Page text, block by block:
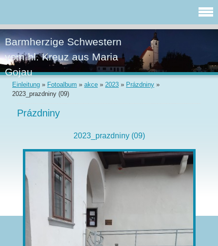
Barmherzige Schwestern
vom hl. Kreuz aus Maria
Gojau
Einleitung » Fotoalbum » akce » 2023 » Prázdniny »
2023_prazdniny (09)
Prázdniny
2023_prazdniny (09)